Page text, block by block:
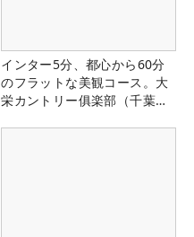
インター5分、都心から60分
のフラットな美観コース。大
栄カントリー俱楽部（千葉